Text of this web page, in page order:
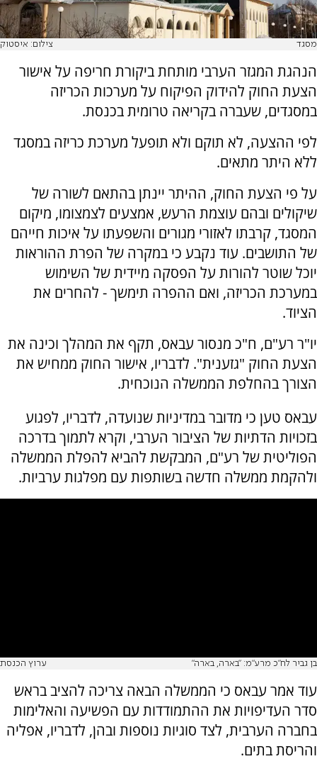
מסגד צילום: איסטוק
הנהגת המגזר הערבי מותחת ביקורת חריפה על אישור
הצעת החוק להידוק הפיקוח על מערכות הכריזה
במסגדים, שעברה בקריאה טרומית בכנסת.
לפי ההצעה, לא תוקם ולא תופעל מערכת כריזה במסגד
ללא היתר מתאים.
על פי הצעת החוק, ההיתר יינתן בהתאם לשורה של
שיקולים ובהם עוצמת הרעש, אמצעים לצמצומו, מיקום
המסגד, קרבתו לאזורי מגורים והשפעתו על איכות חייהם
של התושבים. עוד נקבע כי במקרה של הפרת ההוראות
יוכל שוטר להורות על הפסקה מיידית של השימוש
במערכת הכריזה, ואם ההפרה תימשך - להחרים את
הציוד.
יו"ר רע"ם, ח"כ מנסור עבאס, תקף את המהלך וכינה את
הצעת החוק "גזענית". לדבריו, אישור החוק ממחיש את
הצורך בהחלפת הממשלה הנוכחית.
עבאס טען כי מדובר במדיניות שנועדה, לדבריו, לפגוע
בזכויות הדתיות של הציבור הערבי, וקרא לתמוך בדרכה
הפוליטית של רע"ם, המבקשת להביא להפלת הממשלה
ולהקמת ממשלה חדשה בשותפות עם מפלגות ערביות.
בן גביר לח״כ מרע״מ: ״בארה, בארה״ ערוץ הכנסת
עוד אמר עבאס כי הממשלה הבאה צריכה להציב בראש
סדר העדיפויות את ההתמודדות עם הפשיעה והאלימות
בחברה הערבית, לצד סוגיות נוספות ובהן, לדבריו, אפליה
והריסת בתים.